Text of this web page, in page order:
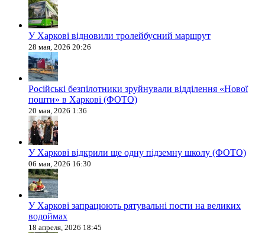
У Харкові відновили тролейбусний маршрут
28 мая, 2026 20:26
Російські безпілотники зруйнували відділення «Нової
пошти» в Харкові (ФОТО)
20 мая, 2026 1:36
У Харкові відкрили ще одну підземну школу (ФОТО)
06 мая, 2026 16:30
У Харкові запрацюють рятувальні пости на великих
водоймах
18 апреля, 2026 18:45